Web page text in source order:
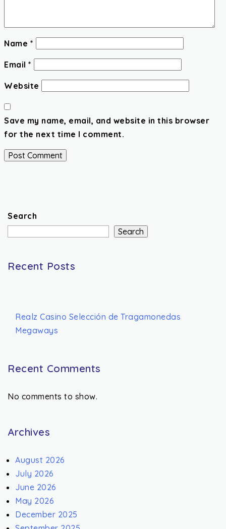
Name *
Email *
Website
Save my name, email, and website in this browser
for the next time I comment.
Search
Search
Recent Posts
Realz Casino Selección de Tragamonedas
Megaways
Recent Comments
No comments to show.
Archives
August 2026
July 2026
June 2026
May 2026
December 2025